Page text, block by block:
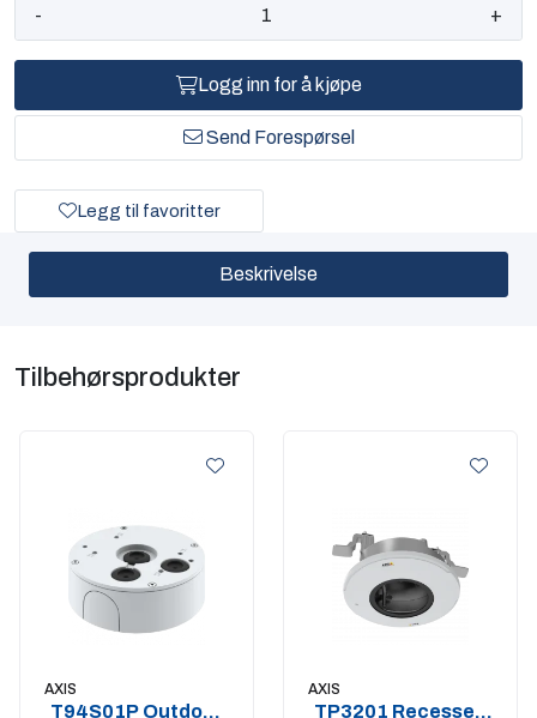
- +
Logg inn for å kjøpe
Send Forespørsel
Legg til favoritter
Beskrivelse
Tilbehørsprodukter
AXIS
T94S01P Outdoor
AXIS
TP3201 Recessed